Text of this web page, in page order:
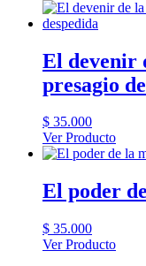
El devenir
presagio
$ 35.000
Ver Producto
El poder
$ 35.000
Ver Producto